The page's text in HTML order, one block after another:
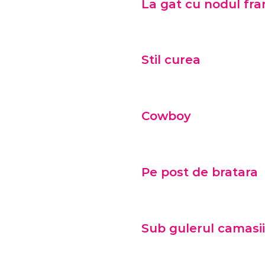
La gat cu nodul
Stil curea
Cowboy
Pe post de bratara
Sub gulerul camasii